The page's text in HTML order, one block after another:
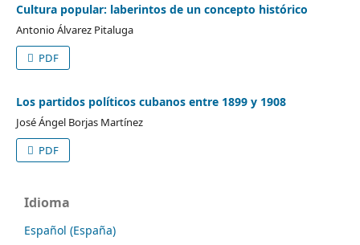
Cultura popular: laberintos de un concepto histórico
Antonio Álvarez Pitaluga
PDF
Los partidos políticos cubanos entre 1899 y 1908
José Ángel Borjas Martínez
PDF
Idioma
Español (España)